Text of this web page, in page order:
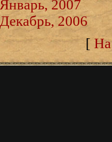
Январь, 2007
Декабрь, 2006
[